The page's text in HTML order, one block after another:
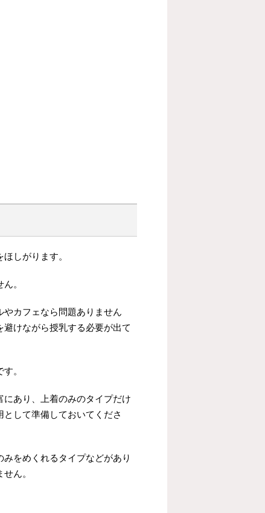
しがります。
。
カフェなら問題ありません
けながら授乳する必要が出て
。
あり、上着のみのタイプだけ
して準備しておいてくださ
をめくれるタイプなどがあり
ん。